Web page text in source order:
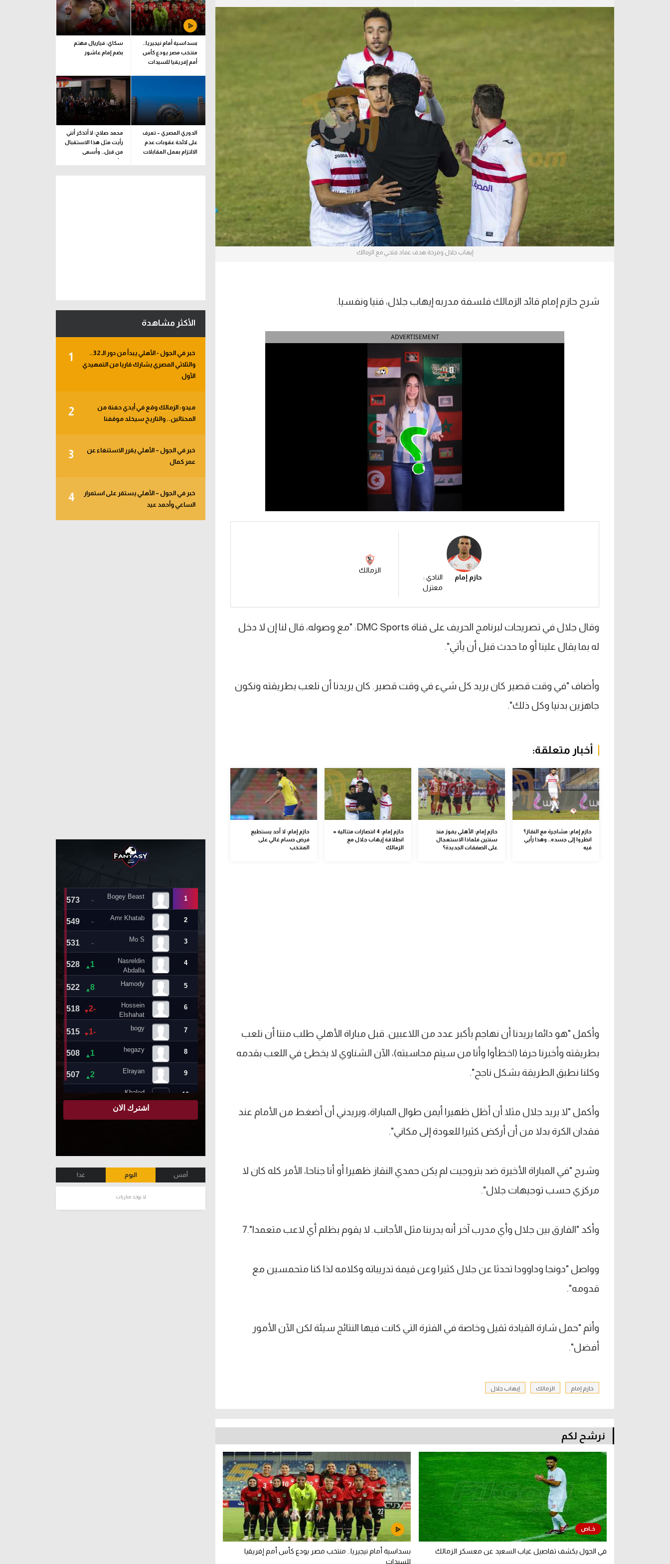
دوري أبطال أوروبا
كل البطولات
رياضات أخرى
آسيا
إيهاب جلال وفرحة هدف عماد فتحي مع الزمالك
شرح حازم إمام قائد الزمالك فلسفة مدربه إيهاب جلال، فنيا ونفسيا.
ADVERTISEMENT
حازم إمام
النادي :
معتزل
الزمالك
وقال جلال في تصريحات لبرنامج الحريف على قناة DMC Sports: "مع وصوله، قال لنا إن لا دخل
له بما يقال علينا أو ما حدث قبل أن يأتي".
وأضاف "في وقت قصير كان يريد كل شيء في وقت قصير. كان يريدنا أن نلعب بطريقته ونكون
جاهزين بدنيا وكل ذلك".
أخبار متعلقة:
حازم إمام: مشاجرة مع النقاز؟
انظروا إلى جسده.. وهذا رأيي
فيه
حازم إمام: الأهلي يفوز منذ
سنتين فلماذا الاستعجال
على الصفقات الجديدة؟
حازم إمام: 4 انتصارات متتالية =
انطلاقة إيهاب جلال مع
الزمالك
حازم إمام: لا أحد يستطيع
فرض حسام غالي على
المنتخب
وأكمل "هو دائما يريدنا أن نهاجم بأكبر عدد من اللاعبين. قبل مباراة الأهلي طلب مننا أن نلعب
بطريقته وأخبرنا حرفا (اخطأوا وأنا من سيتم محاسبته)، الآن الشناوي لا يخطئ في اللعب بقدمه
وكلنا نطبق الطريقة بشكل ناجح".
وأكمل "لا يريد جلال مثلا أن أظل ظهيرا أيمن طوال المباراة، ويريدني أن أضغط من الأمام عند
فقدان الكرة بدلا من أن أركض كثيرا للعودة إلى مكاني".
وشرح "في المباراة الأخيرة ضد بتروجيت لم يكن حمدي النقاز ظهيرا أو أنا جناحا، الأمر كله كان لا
مركزي حسب توجيهات جلال".
وأكد "الفارق بين جلال وأي مدرب آخر أنه يدربنا مثل الأجانب. لا يقوم بظلم أي لاعب متعمدا".7
وواصل "دونجا وداوودا تحدثا عن جلال كثيرا وعن قيمة تدريباته وكلامه لذا كنا متحمسين مع
قدومه".
وأتم "حمل شارة القيادة ثقيل وخاصة في الفترة التي كانت فيها النتائج سيئة لكن الآن الأمور
أفضل".
حازم إمام الزمالك إيهاب جلال
نرشح لكم
في الجول يكشف تفاصيل غياب السعيد عن معسكر الزمالك
بسداسية أمام نيجيريا.. منتخب مصر يودع كأس أمم إفريقيا
للسيدات
بسداسية أمام نيجيريا..
منتخب مصر يودع كأس
أمم إفريقيا للسيدات
سكاي: فياريال مهتم
بضم إمام عاشور
الدوري المصري – تعرف
على لائحة عقوبات عدم
الالتزام بعمل المقابلات
محمد صلاح: لا أتذكر أنني
رأيت مثل هذا الاستقبال
من قبل.. وأسعى
للألقاب مع الفريق
الأكثر مشاهدة
1
خبر في الجول - الأهلي يبدأ من دور الـ 32..
والثلاثي المصري يشارك قاريا من التمهيدي
الأول
2
ميدو: الزمالك وقع في أيدي حفنة من
المحتالين.. والتاريخ سيخلد موقفنا
3
خبر في الجول – الأهلي يقرر الاستنغاء عن
عمر كمال
4
خبر في الجول – الأهلي يستقر على استمرار
الساعي وأحمد عيد
أمس اليوم غدا
لا يوجد مباريات